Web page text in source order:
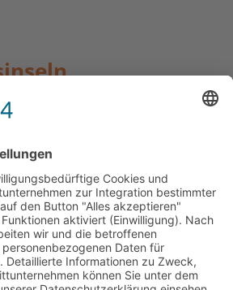
zu den
bieten Ihnen eine Vielzahl an
verschiedener Kategorien.
die Dauer Ihrer Schiffsreise
erleben die Höhepunkte der
Galápagos Inselhüpfen. Wir
ein Angebot zu einer